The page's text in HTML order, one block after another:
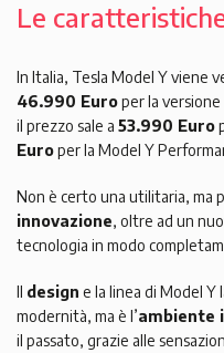
Le
In Italia, Tesla Model Y viene
46.990 Europer la versione
il prezzo sale a 53.990 Euro
Europer la Model Y
Non è certo una utilitaria, ma
innovazione, oltre ad un
tecnologia in modo
Il design e la linea di Model Y
modernità, ma è l’ambiente
il passato, grazie alle